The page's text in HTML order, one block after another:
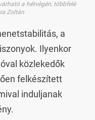
a hétvégén, többfelé
Zoltán
a
Ilyenkor
közlekedők
felkészített
induljanak